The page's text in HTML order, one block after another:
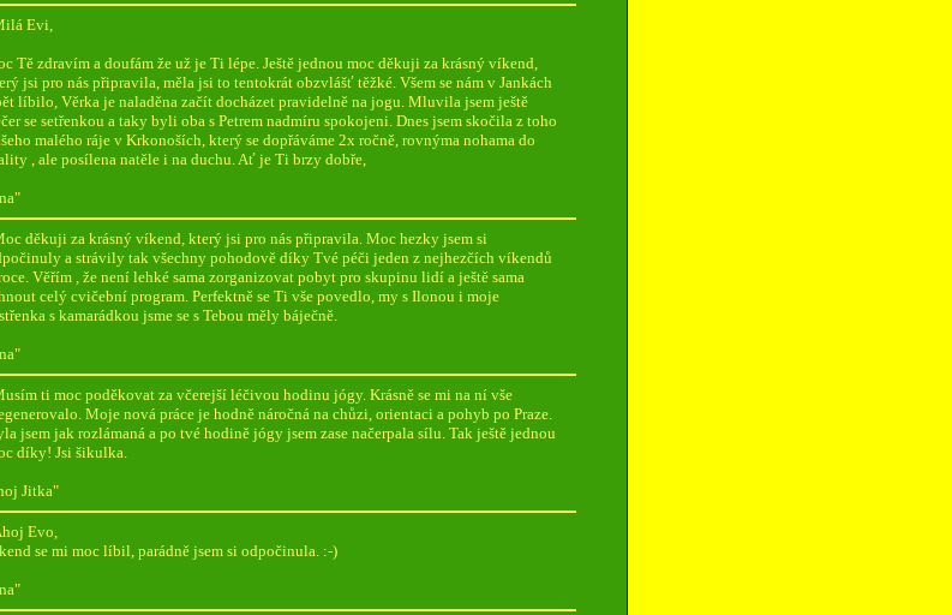
Evi,
Tě zdravím a doufám že už je Ti lépe. Ještě jednou moc děkuji za krásný víkend,
jsi pro nás připravila, měla jsi to tentokrát obzvlášť těžké. Všem se nám v Jankách
líbilo, Věrka je naladěna začít docházet pravidelně na jogu. Mluvila jsem ještě
se setřenkou a taky byli oba s Petrem nadmíru spokojeni. Dnes jsem skočila z toho
malého ráje v Krkonoších, který se dopřáváme 2x ročně, rovnýma nohama do
, ale posílena natěle i na duchu. Ať je Ti brzy dobře,
děkuji za krásný víkend, který jsi pro nás připravila. Moc hezky jsem si
a strávily tak všechny pohodově díky Tvé péči jeden z nejhezčích víkendů
Věřím , že není lehké sama zorganizovat pobyt pro skupinu lidí a ještě sama
celý cvičební program. Perfektně se Ti vše povedlo, my s Ilonou i moje
s kamarádkou jsme se s Tebou měly báječně.
ti moc poděkovat za včerejší léčivou hodinu jógy. Krásně se mi na ní vše
Moje nová práce je hodně náročná na chůzi, orientaci a pohyb po Praze.
jsem jak rozlámaná a po tvé hodině jógy jsem zase načerpala sílu. Tak ještě jednou
díky! Jsi šikulka.
Jitka"
Evo,
se mi moc líbil, parádně jsem si odpočinula. :-)